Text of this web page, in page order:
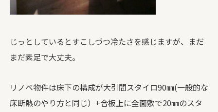
じっとしているとすこしづつ冷たさを感じますが、まだ
まだ素足で大丈夫。
リノベ物件は床下の構成が大引間スタイロ90㎜(一般的な
床断熱のやり方と同じ）+合板上に全面敷で20㎜のスタ